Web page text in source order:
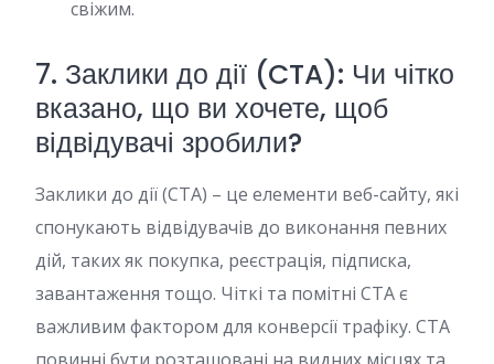
свіжим.
7. Заклики до дії (CTA): Чи чітко
вказано, що ви хочете, щоб
відвідувачі зробили?
Заклики до дії (CTA) – це елементи веб-сайту, які
спонукають відвідувачів до виконання певних
дій, таких як покупка, реєстрація, підписка,
завантаження тощо. Чіткі та помітні CTA є
важливим фактором для конверсії трафіку. CTA